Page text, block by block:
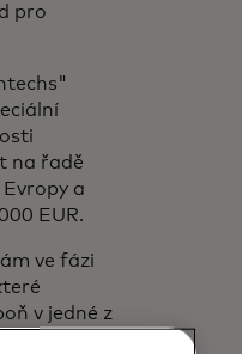
pro
na řadě
a
EUR.
ve fázi
v jedné z
Belgii,